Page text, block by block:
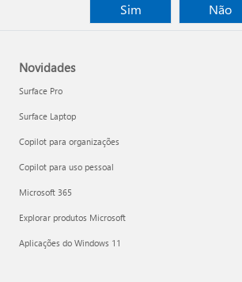
Sim
Não
Novidades
Surface Pro
Surface Laptop
Copilot para organizações
Copilot para uso pessoal
Microsoft 365
Explorar produtos Microsoft
Aplicações do Windows 11